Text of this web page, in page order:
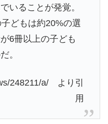
いることが発覚。
どもは約20%の選
6冊以上の子ども
。
248211/a/ より引
用